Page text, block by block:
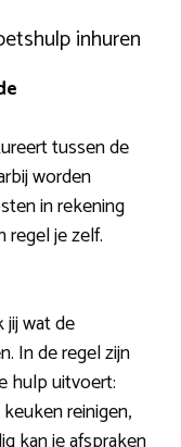
inhuren
tussen de
worden
in rekening
je zelf.
jij wat de
In de regel zijn
hulp uitvoert:
reinigen,